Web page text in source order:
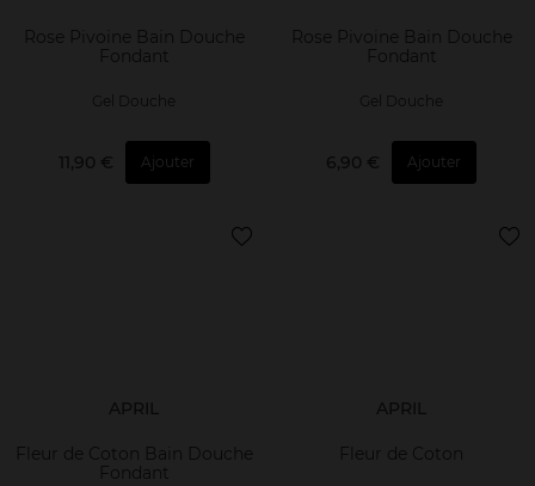
Rose Pivoine Bain Douche
Fondant
11,90 € Ajouter
Rose Pivoine Bain Douche
Fondant
6,90 € Ajouter
APRIL
Fleur de Coton Bain Douche
Fondant
APRIL
Fleur de Coton